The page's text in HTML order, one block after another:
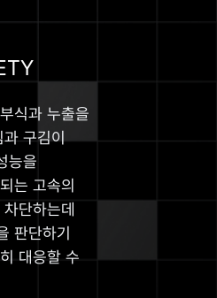
식과 누출을
과 구김이
능을
는 고속의
단하는데
판단하기
대응할 수